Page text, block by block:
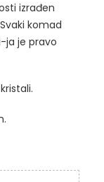
izrađen
komad
ja je pravo